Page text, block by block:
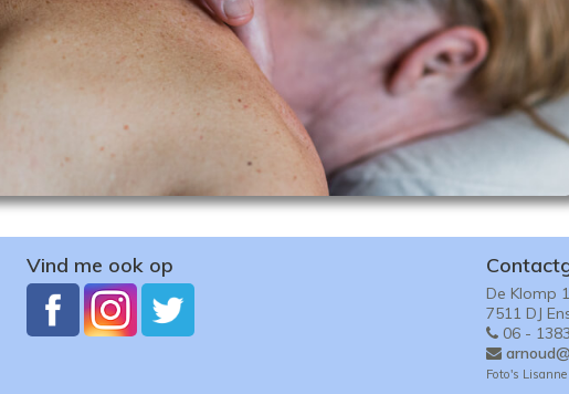
Vind me ook op
De Klomp
7511 DJ
06 -
Foto's